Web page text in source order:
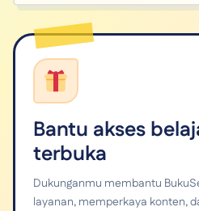
Bantu akses
terbuka
Dukunganmu membantu
layanan, memperkaya konten,